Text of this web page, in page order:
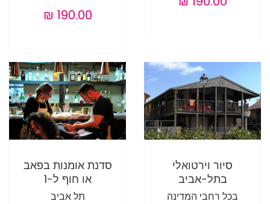
סיור וירטואלי
בתל-אביב
בכל רחבי המדינה
סדנת אומנות בפאב
או חוף ל-1
תל אביב